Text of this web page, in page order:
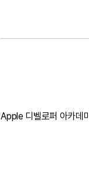
Apple 디벨로퍼 아카데미